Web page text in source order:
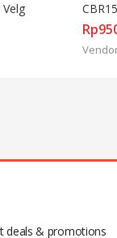
Rp
deals & promotions